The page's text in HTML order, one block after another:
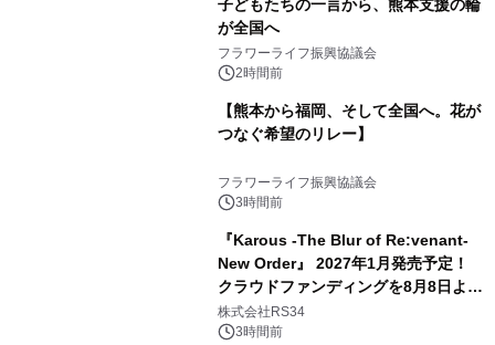
子どもたちの一言から、熊本支援の輪
が全国へ
フラワーライフ振興協議会
2時間前
【熊本から福岡、そして全国へ。花が
つなぐ希望のリレー】
フラワーライフ振興協議会
3時間前
『Karous -The Blur of Re:venant-
New Order』 2027年1月発売予定！
クラウドファンディングを8月8日より
開始
株式会社RS34
3時間前